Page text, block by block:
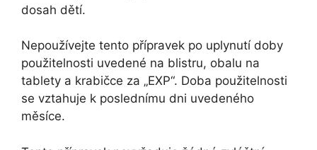
dosah dětí.
Nepoužívejte tento přípravek po uplynutí doby
použitelnosti uvedené na blistru, obalu na
tablety a krabičce za „EXP“. Doba použitelnosti
se vztahuje k poslednímu dni uvedeného
měsíce.